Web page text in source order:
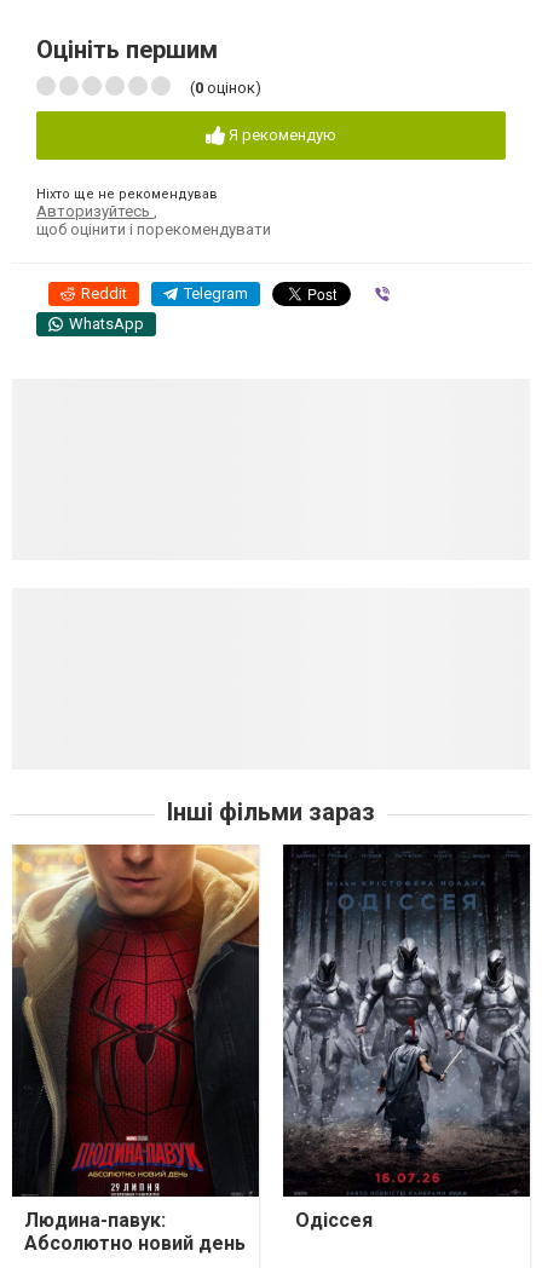
Оцініть першим
(0 оцінок)
Я рекомендую
Ніхто ще не рекомендував
Авторизуйтесь ,
щоб оцінити і порекомендувати
Reddit Telegram
WhatsApp
Інші фільми зараз
Людина-павук:
Абсолютно новий день
Одіссея